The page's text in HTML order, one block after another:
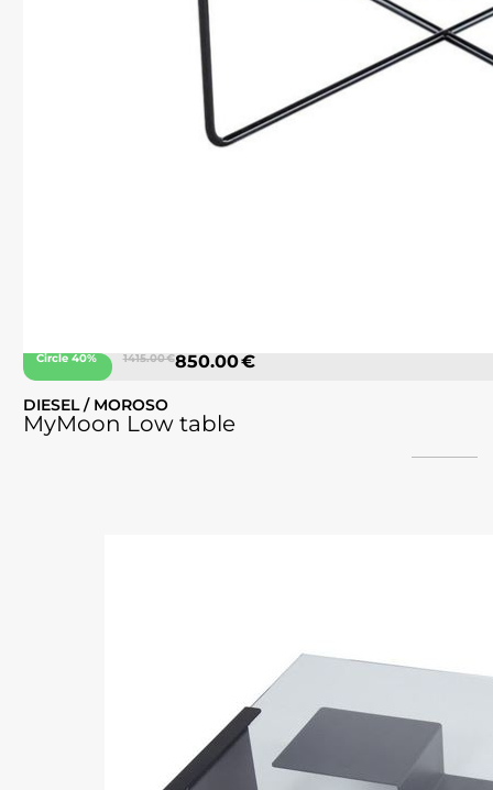
Circle 40% 1415.00 €850.00 €
DIESEL / MOROSO
MyMoon Low table